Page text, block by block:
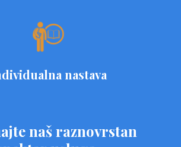
nastava
naš raznovrstan